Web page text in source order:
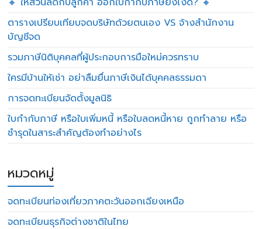
ตารางเปรียบเทียบจดบริษัทด้วยตนเอง VS จ้างสำนักงาน
บัญชีจด
รวมภาษีนิติบุคคลที่ผู้ประกอบการมือใหม่ควรทราบ
ใครมีบ้านให้เช่า อย่าลืมยื่นภาษีเงินได้บุคคลธรรมดา
การจดทะเบียนจัดตั้งมูลนิธิ
ใบกำกับภาษี หรือใบเพิ่มหนี้ หรือใบลดหนี้หาย ถูกทำลาย หรือ
ชำรุดในสาระสำคัญต้องทำอย่างไร
หมวดหมู่
จดทะเบียนท่องเที่ยวภาคตะวันออกเฉียงเหนือ
จดทะเบียนธุรกิจต่างชาติในไทย